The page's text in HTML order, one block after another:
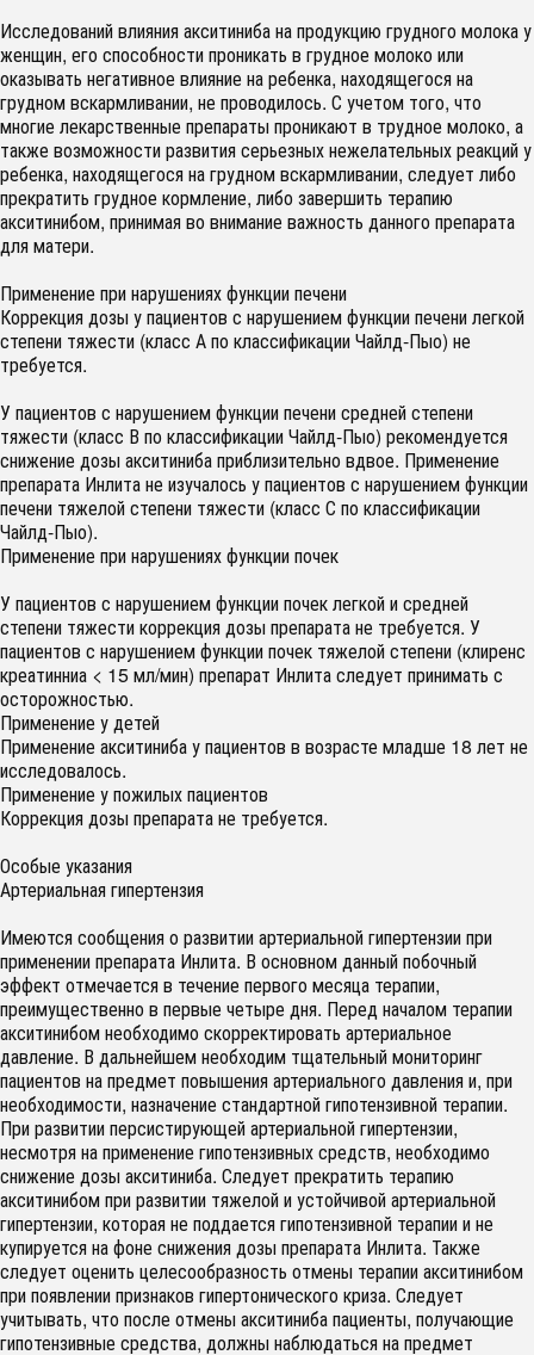
Исследований влияния акситиниба на продукцию грудного молока у
женщин, его способности проникать в грудное молоко или
оказывать негативное влияние на ребенка, находящегося на
грудном вскармливании, не проводилось. С учетом того, что
многие лекарственные препараты проникают в трудное молоко, а
также возможности развития серьезных нежелательных реакций у
ребенка, находящегося на грудном вскармливании, следует либо
прекратить грудное кормление, либо завершить терапию
акситинибом, принимая во внимание важность данного препарата
для матери.
Применение при нарушениях функции печени
Коррекция дозы у пациентов с нарушением функции печени легкой
степени тяжести (класс А по классификации Чайлд-Пыо) не
требуется.
У пациентов с нарушением функции печени средней степени
тяжести (класс В по классификации Чайлд-Пыо) рекомендуется
снижение дозы акситиниба приблизительно вдвое. Применение
препарата Инлита не изучалось у пациентов с нарушением функции
печени тяжелой степени тяжести (класс С по классификации
Чайлд-Пыо).
Применение при нарушениях функции почек
У пациентов с нарушением функции почек легкой и средней
степени тяжести коррекция дозы препарата не требуется. У
пациентов с нарушением функции почек тяжелой степени (клиренс
креатинниа < 15 мл/мин) препарат Инлита следует принимать с
осторожностью.
Применение у детей
Применение акситиниба у пациентов в возрасте младше 18 лет не
исследовалось.
Применение у пожилых пациентов
Коррекция дозы препарата не требуется.
Особые указания
Артериальная гипертензия
Имеются сообщения о развитии артериальной гипертензии при
применении препарата Инлита. В основном данный побочный
эффект отмечается в течение первого месяца терапии,
преимущественно в первые четыре дня. Перед началом терапии
акситинибом необходимо скорректировать артериальное
давление. В дальнейшем необходим тщательный мониторинг
пациентов на предмет повышения артериального давления и, при
необходимости, назначение стандартной гипотензивной терапии.
При развитии персистирующей артериальной гипертензии,
несмотря на применение гипотензивных средств, необходимо
снижение дозы акситиниба. Следует прекратить терапию
акситинибом при развитии тяжелой и устойчивой артериальной
гипертензии, которая не поддается гипотензивной терапии и не
купируется на фоне снижения дозы препарата Инлита. Также
следует оценить целесообразность отмены терапии акситинибом
при появлении признаков гипертонического криза. Следует
учитывать, что после отмены акситиниба пациенты, получающие
гипотензивные средства, должны наблюдаться на предмет